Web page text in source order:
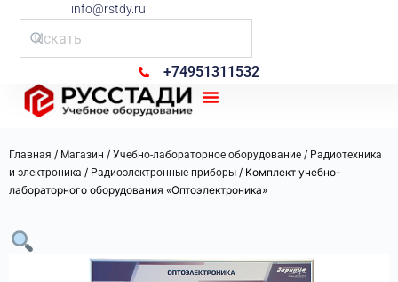
info@rstdy.ru
+74951311532
Главная / Магазин / Учебно-лабораторное оборудование / Радиотехника
и электроника / Радиоэлектронные приборы / Комплект учебно-
лабораторного оборудования «Оптоэлектроника»